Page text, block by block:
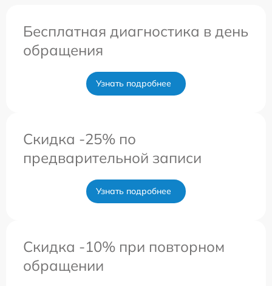
Бесплатная диагностика в день
обращения
Узнать подробнее
Скидка -25% по
предварительной записи
Узнать подробнее
Скидка -10% при повторном
обращении